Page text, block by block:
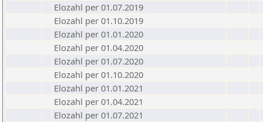
Elozahl per 01.07.2019
Elozahl per 01.10.2019
Elozahl per 01.01.2020
Elozahl per 01.04.2020
Elozahl per 01.07.2020
Elozahl per 01.10.2020
Elozahl per 01.01.2021
Elozahl per 01.04.2021
Elozahl per 01.07.2021